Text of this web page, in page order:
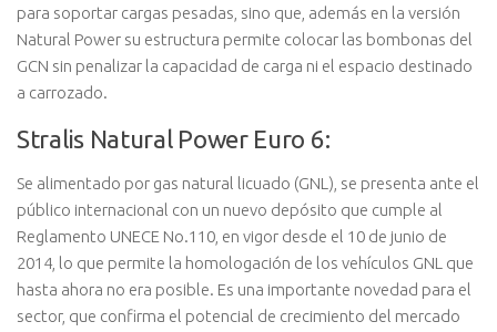
para soportar cargas pesadas, sino que, además en la versión
Natural Power su estructura permite colocar las bombonas del
GCN sin penalizar la capacidad de carga ni el espacio destinado
a carrozado.
Stralis Natural Power Euro 6:
Se alimentado por gas natural licuado (GNL), se presenta ante el
público internacional con un nuevo depósito que cumple al
Reglamento UNECE No.110, en vigor desde el 10 de junio de
2014, lo que permite la homologación de los vehículos GNL que
hasta ahora no era posible. Es una importante novedad para el
sector, que confirma el potencial de crecimiento del mercado